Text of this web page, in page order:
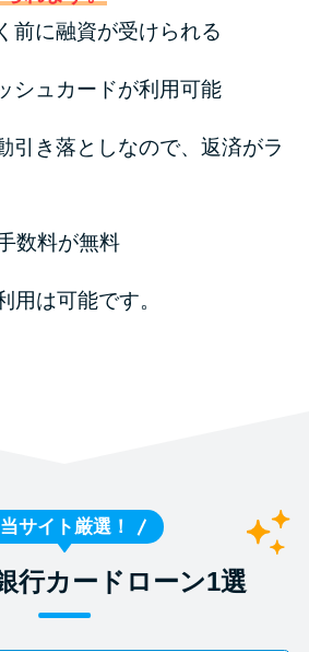
前に融資が受けられる
シュカードが利用可能
引き落としなので、返済がラ
数料が無料
用は可能です。
当サイト厳選！
行カードローン1選